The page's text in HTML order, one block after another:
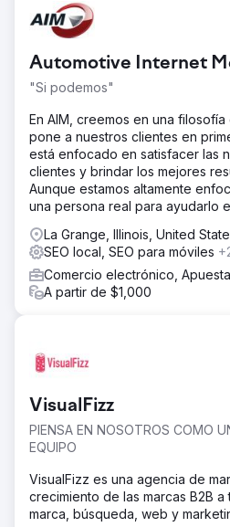
Automotive Internet
"Si podemos"
En AIM, creemos en una
pone a nuestros clientes en
está enfocado en satisfacer las
clientes y brindar los mejores
Aunque estamos altamente
una persona real para ayudarlo
La Grange, Illinois, United
SEO local, SEO para móviles
Comercio electrónico,
A partir de $1,000
VisualFizz
PIENSA EN NOSOTROS COMO
EQUIPO
VisualFizz es una agencia de
crecimiento de las marcas B2B
marca, búsqueda, web y